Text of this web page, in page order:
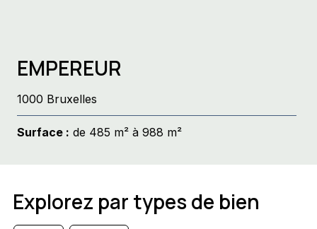
EMPEREUR
1000 Bruxelles
Surface : de 485 m² à 988 m²
Explorez par types de bien